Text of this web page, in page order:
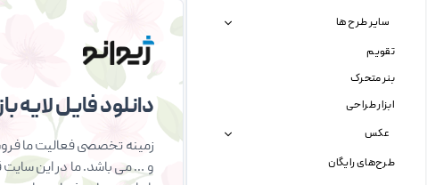
سایر طرح ها
تقویم
بنر متحرک
ابزار طراحی
عکس
طرح‌های رایگان
دانلود فایل لایه
زمینه تخصصی فعالیت ما
و … می باشد. ما در این سایت